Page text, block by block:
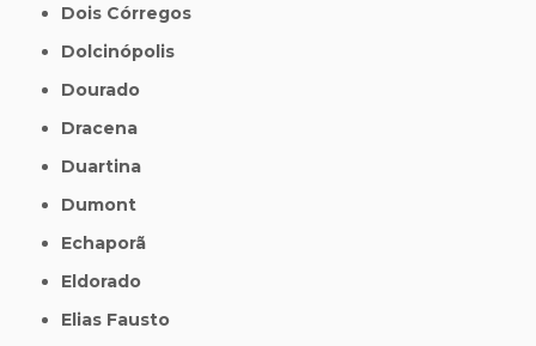
Dois Córregos
Dolcinópolis
Dourado
Dracena
Duartina
Dumont
Echaporã
Eldorado
Elias Fausto